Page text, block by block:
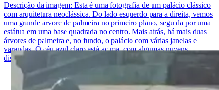
Descrição da imagem: Esta é uma fotografia de um palácio clássico
com arquitetura neoclássica. Do lado esquerdo para a direita, vemos
uma grande árvore de palmeira no primeiro plano, seguida por uma
estátua em uma base quadrada no centro. Mais atrás, há mais duas
árvores de palmeira e, no fundo, o palácio com várias janelas e
varandas. O céu azul claro está acima, com algumas nuvens
dispersas.